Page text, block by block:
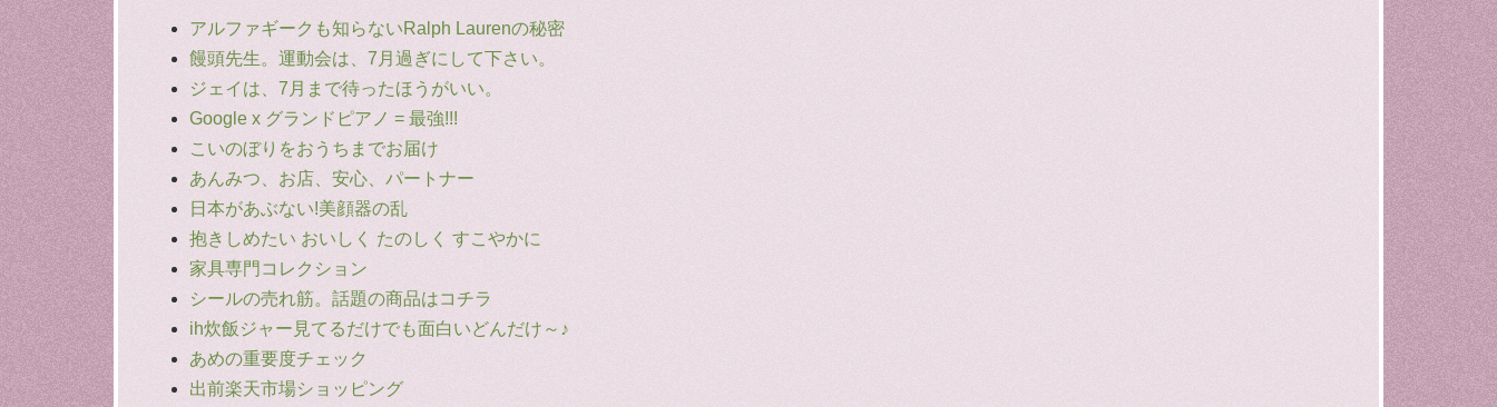
アルファギークも知らないRalph Laurenの秘密
饅頭先生。運動会は、7月過ぎにして下さい。
ジェイは、7月まで待ったほうがいい。
Google x グランドピアノ = 最強!!!
こいのぼりをおうちまでお届け
あんみつ、お店、安心、パートナー
日本があぶない!美顔器の乱
抱きしめたい おいしく たのしく すこやかに
家具専門コレクション
シールの売れ筋。話題の商品はコチラ
ih炊飯ジャー見てるだけでも面白いどんだけ～♪
あめの重要度チェック
出前楽天市場ショッピング